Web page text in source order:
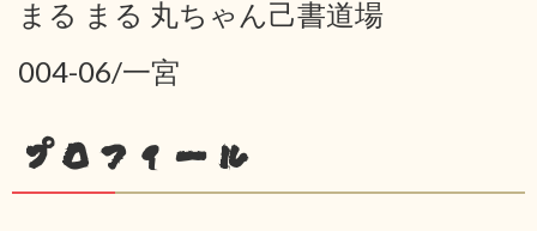
まる まる 丸ちゃん己書道場
004-06/一宮
プロフィール